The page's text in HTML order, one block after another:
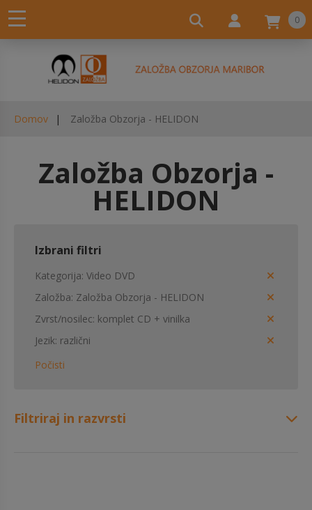
0
Domov Založba Obzorja - HELIDON
Založba Obzorja -
HELIDON
Izbrani filtri
Kategorija Video DVD
Založba Založba Obzorja - HELIDON
Zvrst/nosilec komplet CD + vinilka
Jezik različni
Počisti
Filtriraj in razvrsti